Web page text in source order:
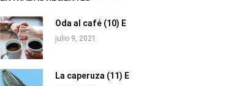
Oda al café (10) E
julio 9, 2021
La caperuza (11) E